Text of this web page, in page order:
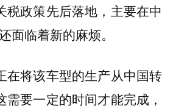
税政策先后落地，主要在中
面临着新的麻烦。
在将该车型的生产从中国转
需要一定的时间才能完成，